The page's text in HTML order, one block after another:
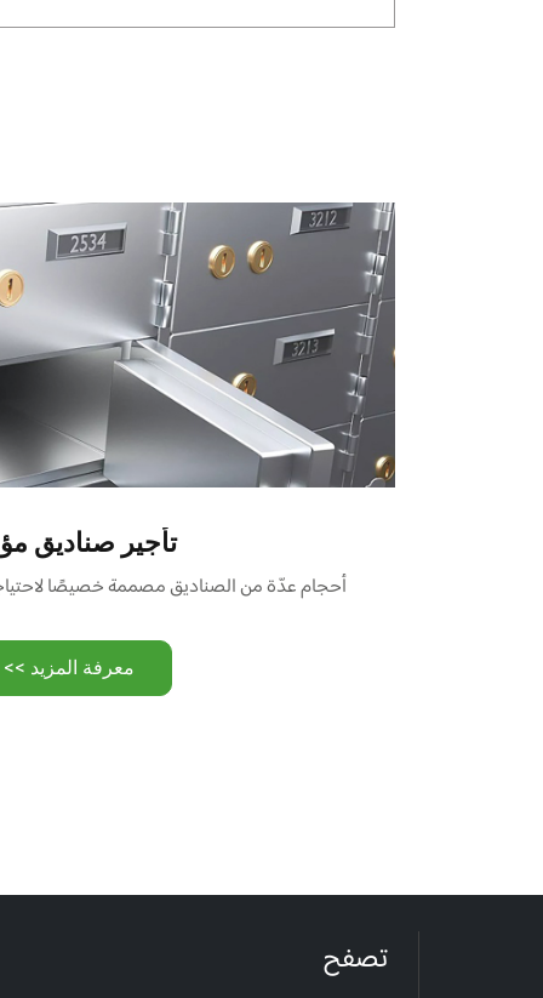
تأجير صناديق
أحجام عدّة من الصناديق مصممة خصيصًا
معرفة المزيد >>
تصفح